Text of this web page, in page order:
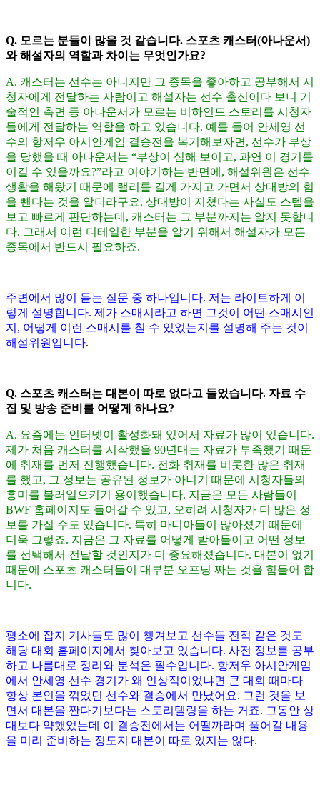
Q. 모르는 분들이 많을 것 같습니다. 스포츠 캐스터(아나운서)
와 해설자의 역할과 차이는 무엇인가요?
A. 캐스터는 선수는 아니지만 그 종목을 좋아하고 공부해서 시
청자에게 전달하는 사람이고 해설자는 선수 출신이다 보니 기
술적인 측면 등 아나운서가 모르는 비하인드 스토리를 시청자
들에게 전달하는 역할을 하고 있습니다. 예를 들어 안세영 선
수의 항저우 아시안게임 결승전을 복기해보자면, 선수가 부상
을 당했을 때 아나운서는 “부상이 심해 보이고, 과연 이 경기를
이길 수 있을까요?”라고 이야기하는 반면에 , 해설위원은 선수
생활을 해왔기 때문에 랠리를 길게 가지고 가면서 상대방의 힘
을 뺀다는 것을 알더라구요. 상대방이 지쳤다는 사실도 스텝을
보고 빠르게 판단하는데 , 캐스터는 그 부분까지는 알지 못합니
다. 그래서 이런 디테일한 부분을 알기 위해서 해설자가 모든
종목에서 반드시 필요하죠.
주변에서 많이 듣는 질문 중 하나입니다. 저는 라이트하게 이
렇게 설명합니다. 제가 스매시라고 하면 그것이 어떤 스매시인
지 , 어떻게 이런 스매시를 칠 수 있었는지를 설명해 주는 것이
해설위원입니다.
Q. 스포츠 캐스터는 대본이 따로 없다고 들었습니다. 자료 수
집 및 방송 준비를 어떻게 하나요?
A. 요즘에는 인터넷이 활성화돼 있어서 자료가 많이 있습니다.
제가 처음 캐스터를 시작했을 90년대는 자료가 부족했기 때문
에 취재를 먼저 진행했습니다. 전화 취재를 비롯한 많은 취재
를 했고, 그 정보는 공유된 정보가 아니기 때문에 시청자들의
흥미를 불러일으키기 용이했습니다. 지금은 모든 사람들이
BWF 홈페이지도 들어갈 수 있고, 오히려 시청자가 더 많은 정
보를 가질 수도 있습니다. 특히 마니아들이 많아졌기 때문에
더욱 그렇죠. 지금은 그 자료를 어떻게 받아들이고 어떤 정보
를 선택해서 전달할 것인지가 더 중요해졌습니다. 대본이 없기
때문에 스포츠 캐스터들이 대부분 오프닝 짜는 것을 힘들어 합
니다.
평소에 잡지 기사들도 많이 챙겨보고 선수들 전적 같은 것도
해당 대회 홈페이지에서 찾아보고 있습니다. 사전 정보를 공부
하고 나름대로 정리와 분석은 필수입니다. 항저우 아시안게임
에서 안세영 선수 경기가 왜 인상적이었냐면 큰 대회 때마다
항상 본인을 꺾었던 선수와 결승에서 만났어요. 그런 것을 보
면서 대본을 짠다기보다는 스토리텔링을 하는 거죠. 그동안 상
대보다 약했었는데 이 결승전에서는 어떨까라며 풀어갈 내용
을 미리 준비하는 정도지 대본이 따로 있지는 않다.